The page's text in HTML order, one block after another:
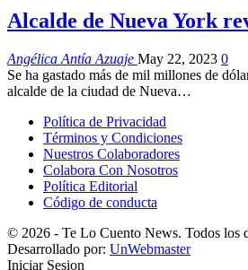
Alcalde de Nueva York
Angélica Antía Azuaje May 22, 2023 0
Se ha gastado más de mil millones de
alcalde de la ciudad de Nueva…
Política de Privacidad
Términos y Condiciones
Nuestros Colaboradores
Colabora Con Nosotros
Política Editorial
Código de conducta
© 2026 - Te Lo Cuento News. Todos los
Desarrollado por: UnWebmaster
Iniciar Sesion